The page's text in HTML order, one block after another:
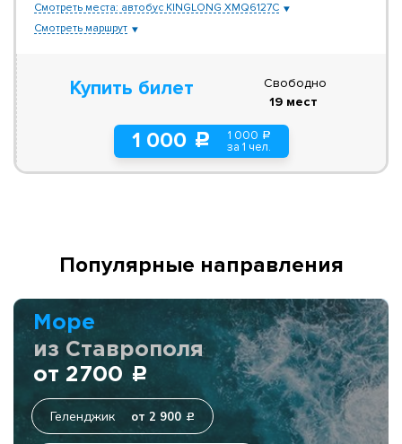
Смотреть места: автобус KINGLONG XMQ6127C
Смотреть маршрут
Купить билет
1 000 c 1 000 a
за 1 чел.
Свободно
19 мест
Популярные направления
Море
из Ставрополя
от 2700 c
Геленджик от 2 900 c